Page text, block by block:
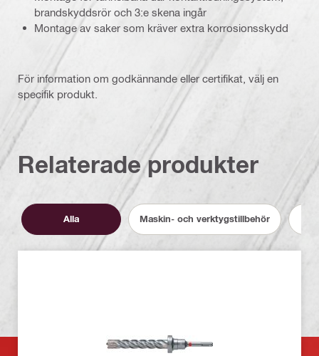
brandskyddsrör och 3:e skena ingår
Montage av saker som kräver extra korrosionsskydd
För information om godkännande eller certifikat, välj en
specifik produkt.
Relaterade produkter
Alla Maskin- och verktygstillbehör